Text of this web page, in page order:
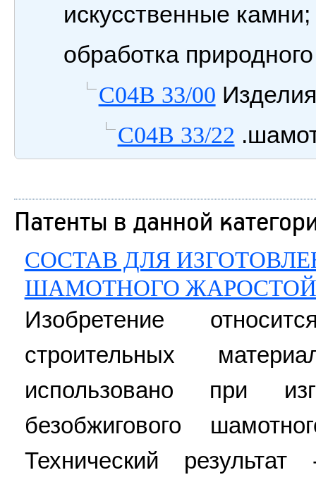
искусственные
обработка
C04B 33/00
C04B 33/22
Патенты в данной
СОСТАВ ДЛЯ
ШАМОТНОГО
Изобретение
строительных
использовано при
безобжигового
Технический